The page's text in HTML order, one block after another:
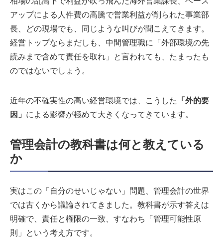
アップによる人件費の高騰で営業利益が削られた事業部
長、どの現場でも、同じような叫びが聞こえてきます。
経営トップならまだしも、中間管理職に「外部環境の先
読みまで含めて責任を取れ」と言われても、たまったも
のではないでしょう。
近年の不確実性の高い経営環境では、こうした
「外的要
因」 による影響が極めて大きくなってきています。
管理会計の教科書は何と教えている
か
実はこの「自分のせいじゃない」問題、管理会計の世界
では古くから議論されてきました。教科書が示す答えは
明確で、責任と権限の一致、すなわち「管理可能性原
則」という考え方です。